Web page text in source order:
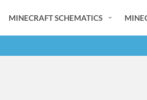
MINECRAFT SCHEMATICS